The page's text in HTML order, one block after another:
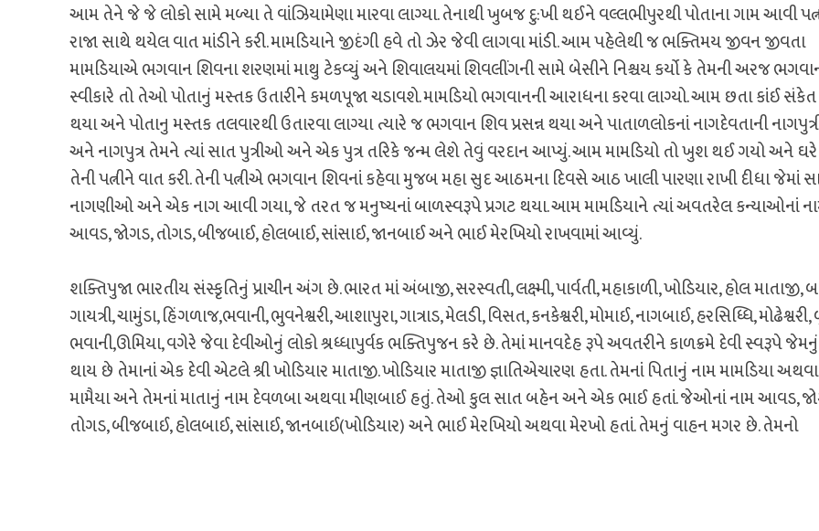
આમ તેને જે જે લોકો સામે મળ્યા તે વાંઝિયામેણા મારવા લાગ્યા. તેનાથી ખુબજ દુ:ખી થઈને વલ્લભીપુરથી પોતાના ગામ આવી
રાજા સાથે થયેલ વાત માંડીને કરી. મામડિયાને જીદંગી હવે તો ઝેર જેવી લાગવા માંડી. આમ પહેલેથી જ ભક્તિમય જીવન જીવતા
મામડિયાએ ભગવાન શિવના શરણમાં માથુ ટેકવ્યું અને શિવાલયમાં શિવલીંગની સામે બેસીને નિશ્ચય કર્યો કે તેમની અરજ
સ્વીકારે તો તેઓ પોતાનું મસ્તક ઉતારીને કમળપૂજા ચડાવશે. મામડિયો ભગવાનની આરાધના કરવા લાગ્યો. આમ છતા કાંઈ
થયા અને પોતાનુ મસ્તક તલવારથી ઉતારવા લાગ્યા ત્યારે જ ભગવાન શિવ પ્રસન્ન થયા અને પાતાળલોકનાં નાગદેવતાની
અને નાગપુત્ર તેમને ત્યાં સાત પુત્રીઓ અને એક પુત્ર તરિકે જન્મ લેશે તેવું વરદાન આપ્યું. આમ મામડિયો તો ખુશ થઈ ગયો અને
તેની પત્નીને વાત કરી. તેની પત્નીએ ભગવાન શિવનાં કહેવા મુજબ મહા સુદ આઠમના દિવસે આઠ ખાલી પારણા રાખી દીધા જેમાં
નાગણીઓ અને એક નાગ આવી ગયા, જે તરત જ મનુષ્યનાં બાળસ્વરૂપે પ્રગટ થયા. આમ મામડિયાને ત્યાં અવતરેલ કન્યાઓનાં
આવડ, જોગડ, તોગડ, બીજબાઈ, હોલબાઈ, સાંસાઈ, જાનબાઈ અને ભાઈ મેરખિયો રાખવામાં આવ્યું.
શક્તિપુજા ભારતીય સંસ્કૃતિનું પ્રાચીન અંગ છે. ભારત માં અંબાજી, સરસ્વતી, લક્ષ્મી, પાર્વતી, મહાકાળી, ખોડિયાર, હોલ માતાજી,
ગાયત્રી, ચામુંડા, હિંગળાજ,ભવાની, ભુવનેશ્વરી, આશાપુરા, ગાત્રાડ, મેલડી, વિસત, કનકેશ્વરી, મોમાઈ, નાગબાઈ, હરસિધ્ધિ,
ભવાની,ઊમિયા, વગેરે જેવા દેવીઓનું લોકો શ્રધ્ધાપુર્વક ભક્તિપુજન કરે છે. તેમાં માનવદેહ રૂપે અવતરીને કાળક્રમે દેવી સ્વરૂપે
થાય છે તેમાનાં એક દેવી એટલે શ્રી ખોડિયાર માતાજી. ખોડિયાર માતાજી જ્ઞાતિએચારણ હતા. તેમનાં પિતાનું નામ મામડિયા અથવા
મામૈયા અને તેમનાં માતાનું નામ દેવળબા અથવા મીણબાઈ હતું. તેઓ કુલ સાત બહેન અને એક ભાઈ હતાં. જેઓનાં નામ આવડ,
તોગડ, બીજબાઈ, હોલબાઈ, સાંસાઈ, જાનબાઈ(ખોડિયાર) અને ભાઈ મેરખિયો અથવા મેરખો હતાં. તેમનું વાહન મગર છે. તેમનો